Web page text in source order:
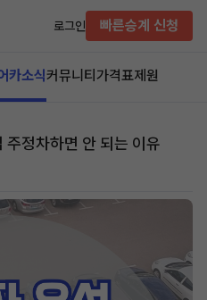
로그인 빠른승계 신청
카소식커뮤니티 가격표제원
주정차하면 안 되는 이유